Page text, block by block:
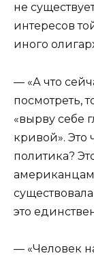
не
интересов
иного
— «А что
посмотреть,
«вырву себе
кривой». Это
политика?
это
— «Человек